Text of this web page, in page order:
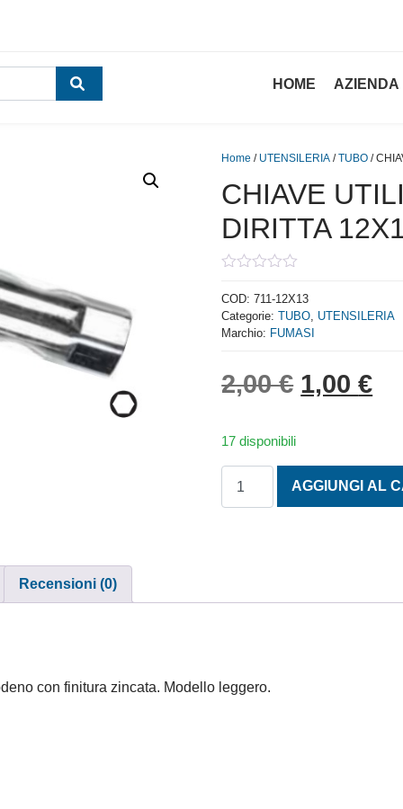
HOME AZIENDA
Home / UTENSILERIA /TUBO /
CHIAVE
DIRITTA
out
of
5
COD:711-12X13
Categorie:TUBO, UTENSILERIA
Marchio: FUMASI
2,00€ Il
1,00€Il
17 disponibili
AGGIUNGI AL
Recensioni (0)
con finitura zincata. Modello leggero.